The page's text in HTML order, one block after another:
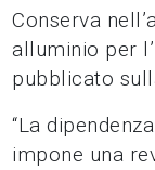
Conserva
alluminio per
pubblicato
“La
impone una